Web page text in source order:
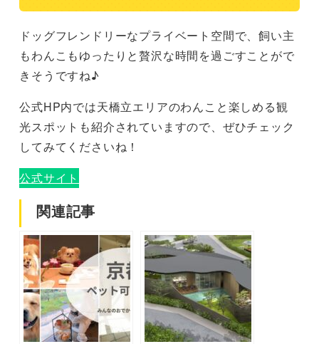
ドッグフレンドリーなプライベート空間で、飼い主
もわんこもゆったりと贅沢な時間を過ごすことがで
きそうですね♪
公式HP内では天橋立エリアのわんこと楽しめる観
光スポットも紹介されていますので、ぜひチェック
してみてくださいね！
公式サイト
関連記事